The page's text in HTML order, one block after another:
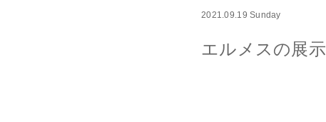
2021.09.19 Sunday
エルメスの展示